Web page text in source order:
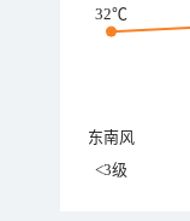
32℃
东南风
<3级